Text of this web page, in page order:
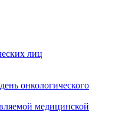
лиц
онкологического
медицинской